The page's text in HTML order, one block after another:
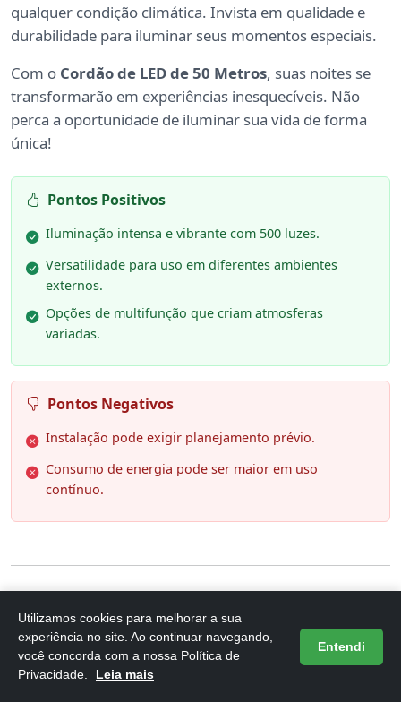
qualquer condição climática. Invista em qualidade e
durabilidade para iluminar seus momentos especiais.
Com o Cordão de LED de 50 Metros, suas noites se
transformarão em experiências inesquecíveis. Não
perca a oportunidade de iluminar sua vida de forma
única!
Pontos Positivos
Iluminação intensa e vibrante com 500 luzes.
Versatilidade para uso em diferentes ambientes
externos.
Opções de multifunção que criam atmosferas
variadas.
Pontos Negativos
Instalação pode exigir planejamento prévio.
Consumo de energia pode ser maior em uso
contínuo.
6. Pisca Pisca Solar LEDs 50 Metros -
Iluminação Natalina para Área
Exter
Utilizamos cookies para melhorar a sua
experiência no site. Ao continuar navegando,
você concorda com a nossa Política de
Privacidade.
Leia mais
Entendi